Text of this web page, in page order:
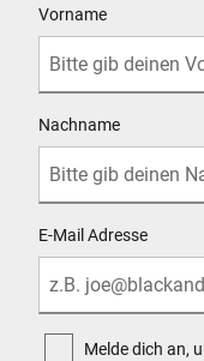
Vorname
Nachname
E-Mail Adresse
Melde dich an,